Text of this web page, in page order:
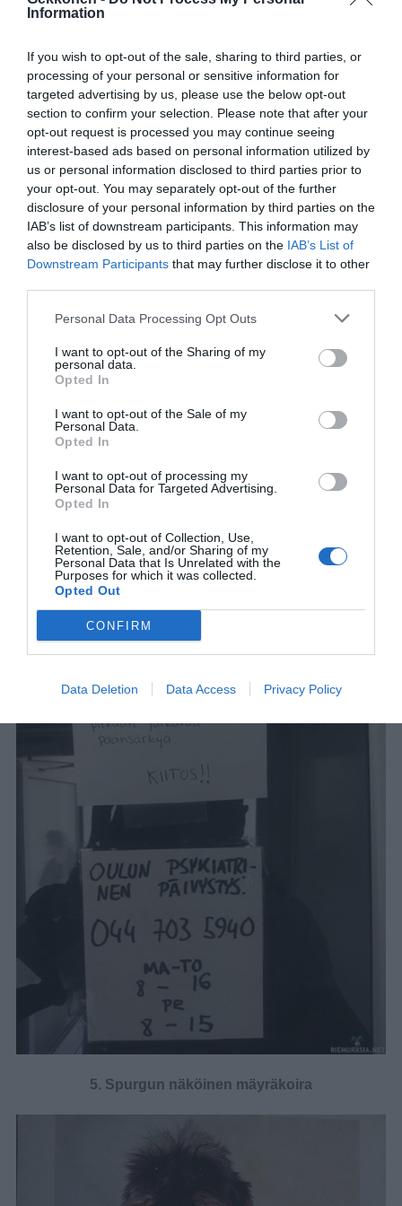
Information
If you wish to opt-out of the sale, sharing to third parties, or
processing of your personal or sensitive information for
targeted advertising by us, please use the below opt-out
section to confirm your selection. Please note that after your
opt-out request is processed you may continue seeing
interest-based ads based on personal information utilized by
us or personal information disclosed to third parties prior to
your opt-out. You may separately opt-out of the further
disclosure of your personal information by third parties on the
IAB’s list of downstream participants. This information may
also be disclosed by us to third parties on the IAB’s List of
Downstream Participants that may further disclose it to other
Personal Data Processing Opt Outs
I want to opt-out of the Sharing of my
personal data.
Opted In
I want to opt-out of the Sale of my
Personal Data.
Opted In
I want to opt-out of processing my
Personal Data for Targeted Advertising.
Opted In
I want to opt-out of Collection, Use,
Retention, Sale, and/or Sharing of my
Personal Data that Is Unrelated with the
Purposes for which it was collected.
Opted Out
CONFIRM
Data Deletion Data Access Privacy Policy
4. Wlan-yhteys
5. Spurgun näköinen mäyräkoira